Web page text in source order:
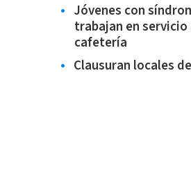
Jóvenes con
trabajan en
cafetería
Clausuran locales